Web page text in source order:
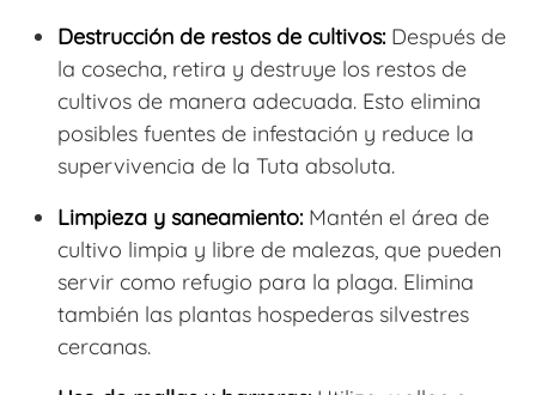
Destrucción de restos de cultivos:Después de
la cosecha, retira y destruye los restos de
cultivos de manera adecuada. Esto elimina
posibles fuentes de infestación y reduce la
supervivencia de la Tuta absoluta.
Limpieza y saneamiento:Mantén el área de
cultivo limpia y libre de malezas, que pueden
servir como refugio para la plaga. Elimina
también las plantas hospederas silvestres
cercanas.